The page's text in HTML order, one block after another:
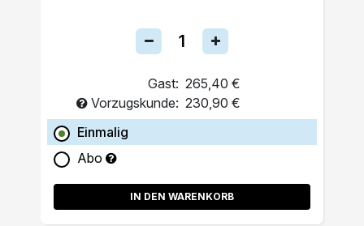
Gast: 265,40 €
Vorzugskunde: 230,90 €
Einmalig
Abo
IN DEN WARENKORB